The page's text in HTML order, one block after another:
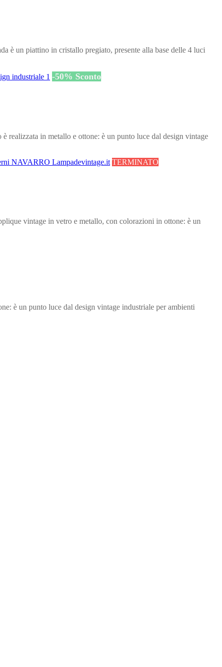
è un piattino in cristallo pregiato, presente alla base delle 4 luci
-50% Sconto
realizzata in metallo e ottone: è un punto luce dal design vintage
TERMINATO
vintage in vetro e metallo, con colorazioni in ottone: è un
è un punto luce dal design vintage industriale per ambienti